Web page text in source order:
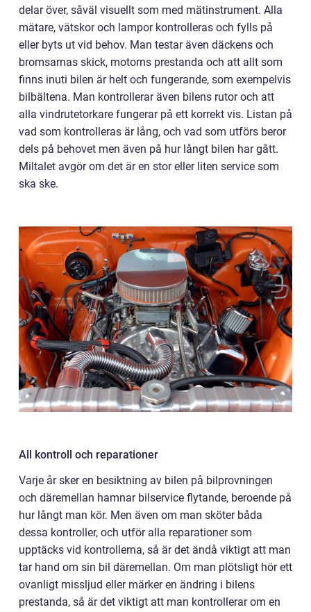
delar över, såväl visuellt som med mätinstrument. Alla
mätare, vätskor och lampor kontrolleras och fylls på
eller byts ut vid behov. Man testar även däckens och
bromsarnas skick, motorns prestanda och att allt som
finns inuti bilen är helt och fungerande, som exempelvis
bilbältena. Man kontrollerar även bilens rutor och att
alla vindrutetorkare fungerar på ett korrekt vis. Listan på
vad som kontrolleras är lång, och vad som utförs beror
dels på behovet men även på hur långt bilen har gått.
Miltalet avgör om det är en stor eller liten service som
ska ske.
All kontroll och reparationer
Varje år sker en besiktning av bilen på bilprovningen
och däremellan hamnar bilservice flytande, beroende på
hur långt man kör. Men även om man sköter båda
dessa kontroller, och utför alla reparationer som
upptäcks vid kontrollerna, så är det ändå viktigt att man
tar hand om sin bil däremellan. Om man plötsligt hör ett
ovanligt missljud eller märker en ändring i bilens
prestanda, så är det viktigt att man kontrollerar om en